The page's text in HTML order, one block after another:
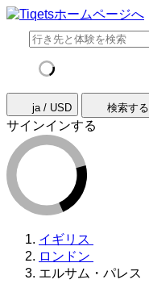
ja / USD 検索する
サインインする
イギリス
ロンドン
エルサム・パレス